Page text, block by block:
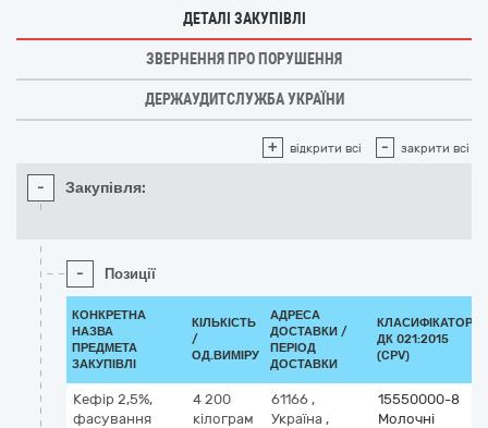
ДЕТАЛІ ЗАКУПІВЛІ
ЗВЕРНЕННЯ ПРО ПОРУШЕННЯ
ДЕРЖАУДИТСЛУЖБА УКРАЇНИ
+ відкрити всі - закрити всі
- Закупівля:
- Позиції
КОНКРЕТНА
НАЗВА
ПРЕДМЕТА
ЗАКУПІВЛІ
КІЛЬКІСТЬ
/
ОД.ВИМІРУ
АДРЕСА
ДОСТАВКИ /
ПЕРІОД
ДОСТАВКИ
КЛАСИФІКАТОР
ДК 021:2015
(CPV)
Кефір 2,5%,
фасування
4 200
кілограм
61166 ,
Україна ,
15550000-8
Молочні